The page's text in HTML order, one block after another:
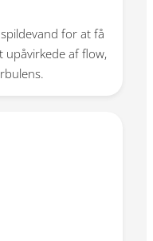
for at få
upåvirkede af flow,